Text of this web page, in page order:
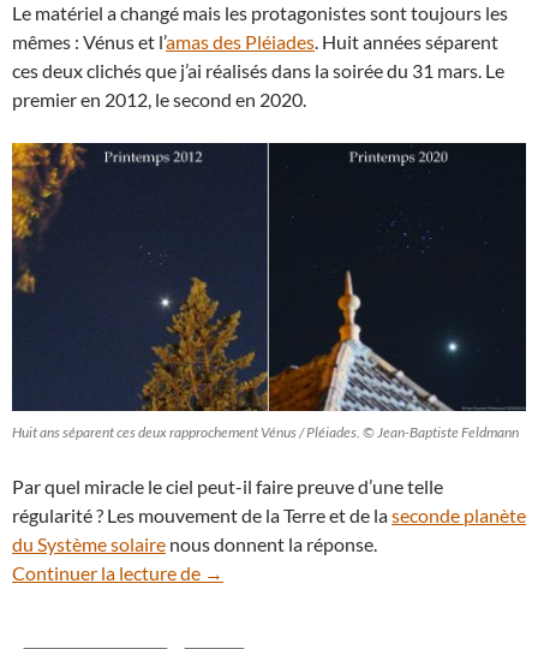
Le matériel a changé mais les protagonistes sont toujours les
mêmes : Vénus et l’amas des Pléiades. Huit années séparent
ces deux clichés que j’ai réalisés dans la soirée du 31 mars. Le
premier en 2012, le second en 2020.
Huit ans séparent ces deux rapprochement Vénus / Pléiades. © Jean-Baptiste Feldmann
Par quel miracle le ciel peut-il faire preuve d’une telle
régularité ? Les mouvement de la Terre et de laseconde planète
du Système solaire nous donnent la réponse.
Continuer la lecture de
Vénus va à la rencontre des Pléiades…
→